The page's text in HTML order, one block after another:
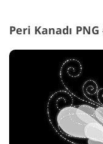
Peri Kanadı